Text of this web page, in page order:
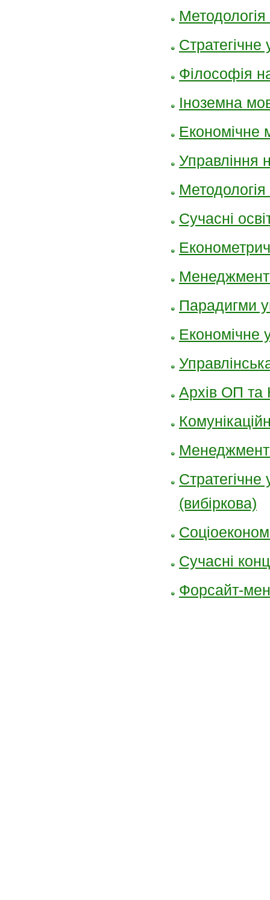
Стратегічне
Філософія
Іноземна
Економічне
Управління
Сучасні
Менеджмент
Парадигми
Економічне
Архів ОП
Менеджмент
Стратегічне
(вибіркова)
Сучасні
Форсайт-